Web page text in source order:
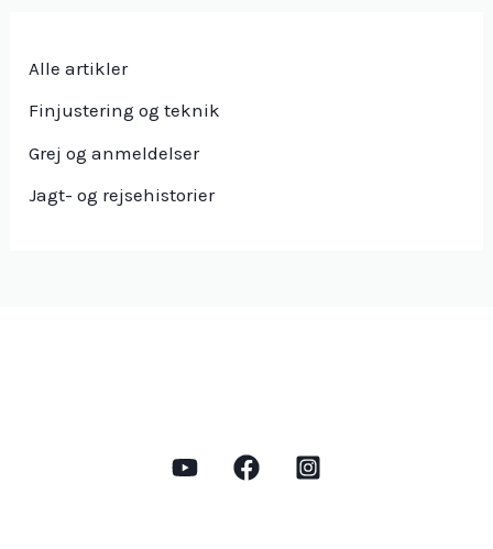
Alle artikler
Finjustering og teknik
Grej og anmeldelser
Jagt- og rejsehistorier